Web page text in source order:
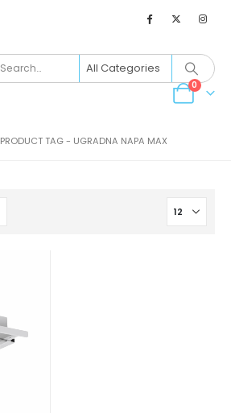
0
PRODUCT TAG - UGRADNA NAPA MAX